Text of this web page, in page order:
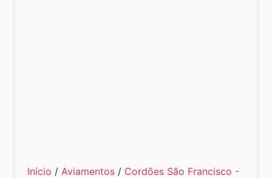
Início / Aviamentos / Cordões São Francisco -